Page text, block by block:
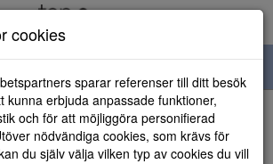
cookies
sparar referenser till ditt besök
kunna erbjuda anpassade funktioner,
och för att möjliggöra personifierad
nödvändiga cookies, som krävs för
du själv välja vilken typ av cookies du vill